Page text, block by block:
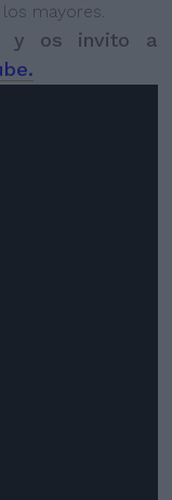
mayores.
y os invito a